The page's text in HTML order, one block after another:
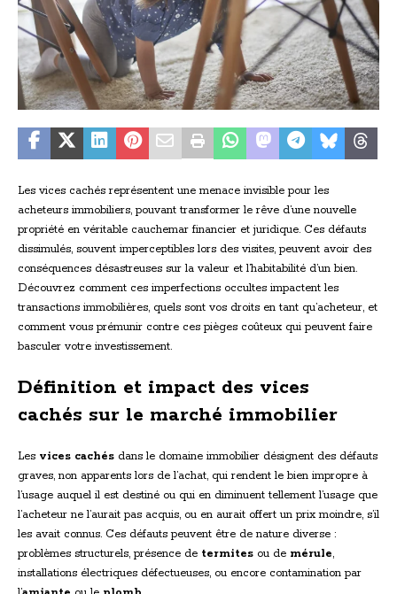
Les vices cachés représentent une menace invisible pour les
acheteurs immobiliers, pouvant transformer le rêve d’une nouvelle
propriété en véritable cauchemar financier et juridique. Ces défauts
dissimulés, souvent imperceptibles lors des visites, peuvent avoir des
conséquences désastreuses sur la valeur et l’habitabilité d’un bien.
Découvrez comment ces imperfections occultes impactent les
transactions immobilières, quels sont vos droits en tant qu’acheteur, et
comment vous prémunir contre ces pièges coûteux qui peuvent faire
basculer votre investissement.
Définition et impact des vices
cachés sur le marché immobilier
Les vices cachés dans le domaine immobilier désignent des défauts
graves, non apparents lors de l’achat, qui rendent le bien impropre à
l’usage auquel il est destiné ou qui en diminuent tellement l’usage que
l’acheteur ne l’aurait pas acquis, ou en aurait offert un prix moindre, s’il
les avait connus. Ces défauts peuvent être de nature diverse :
problèmes structurels, présence de termites ou de mérule,
installations électriques défectueuses, ou encore contamination par